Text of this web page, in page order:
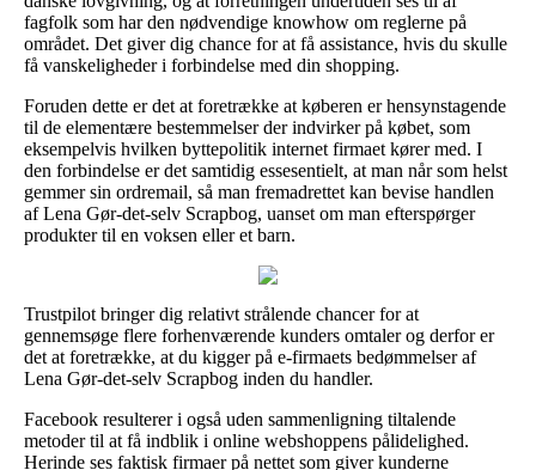
fagfolk som har den nødvendige knowhow om reglerne på
området. Det giver dig chance for at få assistance, hvis du skulle
få vanskeligheder i forbindelse med din shopping.
Foruden dette er det at foretrække at køberen er hensynstagende
til de elementære bestemmelser der indvirker på købet, som
eksempelvis hvilken byttepolitik internet firmaet kører med. I
den forbindelse er det samtidig essesentielt, at man når som helst
gemmer sin ordremail, så man fremadrettet kan bevise handlen
af Lena Gør-det-selv Scrapbog, uanset om man efterspørger
produkter til en voksen eller et barn.
Trustpilot bringer dig relativt strålende chancer for at
gennemsøge flere forhenværende kunders omtaler og derfor er
det at foretrække, at du kigger på e-firmaets bedømmelser af
Lena Gør-det-selv Scrapbog inden du handler.
Facebook resulterer i også uden sammenligning tiltalende
metoder til at få indblik i online webshoppens pålidelighed.
Herinde ses faktisk firmaer på nettet som giver kunderne